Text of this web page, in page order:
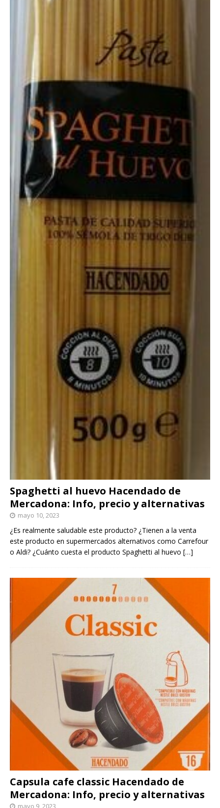
Spaghetti al huevo Hacendado de
Mercadona: Info, precio y alternativas
mayo 10, 2023
¿Es realmente saludable este producto? ¿Tienen a la venta
este producto en supermercados alternativos como Carrefour
o Aldi? ¿Cuánto cuesta el producto Spaghetti al huevo […]
Capsula cafe classic Hacendado de
Mercadona: Info, precio y alternativas
mayo 9, 2023